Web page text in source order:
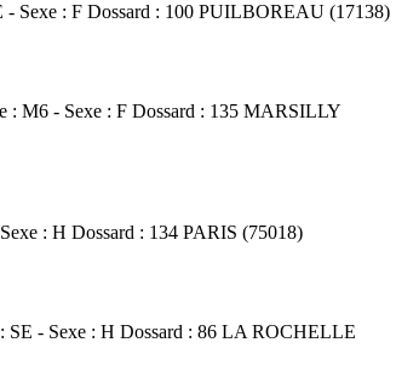
- Sexe : F Dossard : 100 PUILBOREAU (17138)
: M6 - Sexe : F Dossard : 135 MARSILLY
: H Dossard : 134 PARIS (75018)
SE - Sexe : H Dossard : 86 LA ROCHELLE